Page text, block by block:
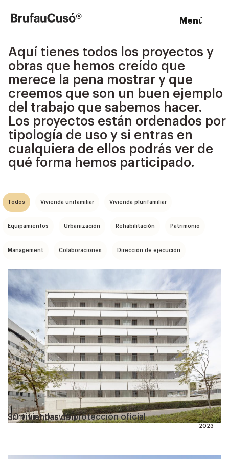
M enú
Aquí tienes todos los proyectos y
obras que hemos creído que
merece la pena mostrar y que
creemos que son un buen ejemplo
del trabajo que sabemos hacer.
Los proyectos están ordenados por
tipología de uso y si entras en
cualquiera de ellos podrás ver de
qué forma hemos participado.
Todos Vivienda unifamiliar Vivienda plurifamiliar
Equipamientos Urbanización Rehabilitación Patrimonio
Management Colaboraciones Dirección de ejecución
2023
30 viviendas de protección oficial
Sant Just Desvern